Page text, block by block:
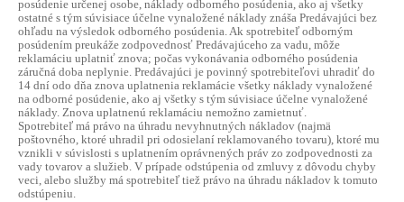
posúdenie určenej osobe, náklady odborného posúdenia, ako aj všetky
ostatné s tým súvisiace účelne vynaložené náklady znáša Predávajúci bez
ohľadu na výsledok odborného posúdenia. Ak spotrebiteľ odborným
posúdením preukáže zodpovednosť Predávajúceho za vadu, môže
reklamáciu uplatniť znova; počas vykonávania odborného posúdenia
záručná doba neplynie. Predávajúci je povinný spotrebiteľovi uhradiť do
14 dní odo dňa znova uplatnenia reklamácie všetky náklady vynaložené
na odborné posúdenie, ako aj všetky s tým súvisiace účelne vynaložené
náklady. Znova uplatnenú reklamáciu nemožno zamietnuť.
Spotrebiteľ má právo na úhradu nevyhnutných nákladov (najmä
poštovného, ktoré uhradil pri odosielaní reklamovaného tovaru), ktoré mu
vznikli v súvislosti s uplatnením oprávnených práv zo zodpovednosti za
vady tovarov a služieb. V prípade odstúpenia od zmluvy z dôvodu chyby
veci, alebo služby má spotrebiteľ tiež právo na úhradu nákladov k tomuto
odstúpeniu.